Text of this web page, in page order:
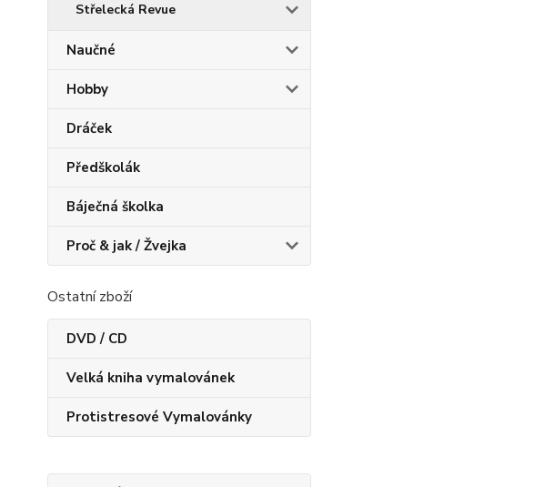
Střelecká Revue
Naučné
Hobby
Dráček
Předškolák
Báječná školka
Proč & jak / Žvejka
Ostatní zboží
DVD / CD
Velká kniha vymalovánek
Protistresové Vymalovánky